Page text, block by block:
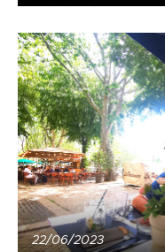
22/06/2023